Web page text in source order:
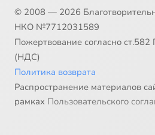
© 2008 — 2026
НКО №7712031589
Пожертвование согласно
(НДС)
Политика возврата
Распространение материалов
рамках Пользовательского